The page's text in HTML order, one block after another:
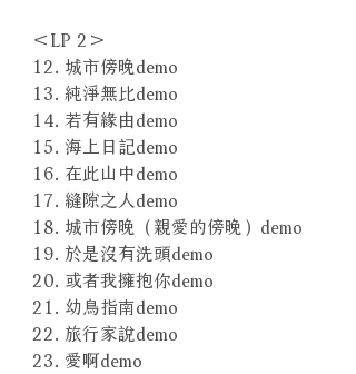
＜LP 2＞
12. 城市傍晚demo
13. 純淨無比demo
14. 若有緣由demo
15. 海上日記demo
16. 在此山中demo
17. 縫隙之人demo
18. 城市傍晚（親愛的傍晚）demo
19. 於是沒有洗頭demo
20. 或者我擁抱你demo
21. 幼鳥指南demo
22. 旅行家說demo
23. 愛啊demo